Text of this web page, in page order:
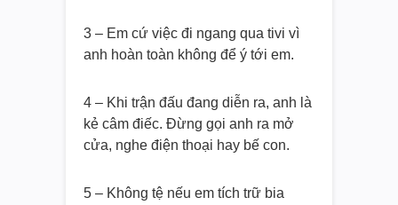
3 – Em cứ việc đi ngang qua tivi vì
anh hoàn toàn không để ý tới em.
4 – Khi trận đấu đang diễn ra, anh là
kẻ câm điếc. Đừng gọi anh ra mở
cửa, nghe điện thoại hay bế con.
5 – Không tệ nếu em tích trữ bia